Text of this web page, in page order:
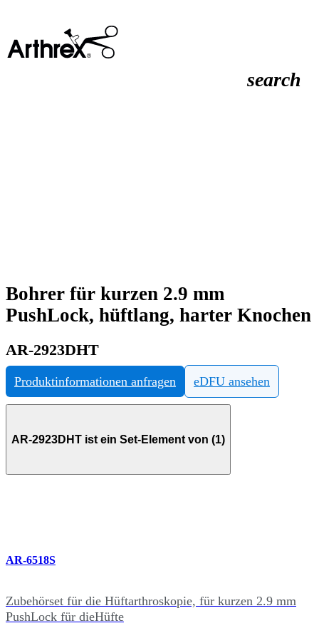
search
Bohrer für kurzen 2.9 mm
PushLock, hüftlang, harter Knochen
AR-2923DHT
Produktinformationen anfragen eDFU ansehen
AR-2923DHT ist ein Set-Element von (1)
AR-6518S
Zubehörset für die Hüftarthroskopie, für kurzen 2.9 mm
PushLock für dieHüfte